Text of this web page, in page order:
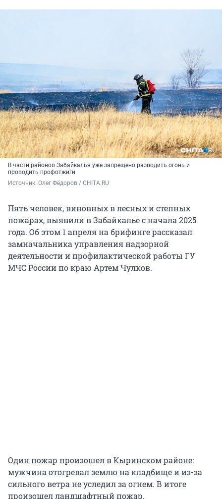
В части районов Забайкалья уже запрещено разводить огонь и
проводить профотжиги
Источник: Олег Фёдоров / CHITA.RU
Пять человек, виновных в лесных и степных
пожарах, выявили в Забайкалье с начала 2025
года. Об этом 1 апреля на брифинге рассказал
замначальника управления надзорной
деятельности и профилактической работы ГУ
МЧС России по краю Артем Чулков.
Один пожар произошел в Кыринском районе:
мужчина отогревал землю на кладбище и из-за
сильного ветра не уследил за огнем. В итоге
произошел ландшафтный пожар.